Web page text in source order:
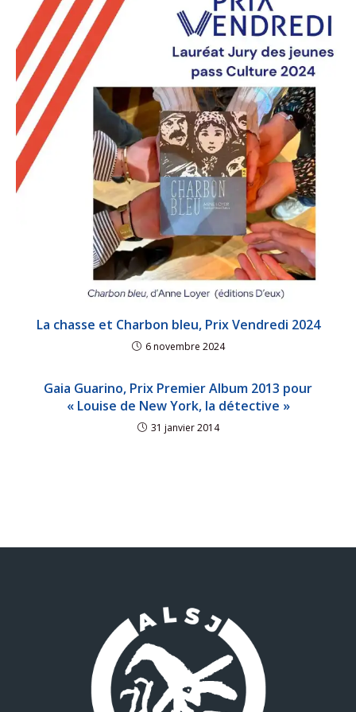
La chasse et Charbon bleu, Prix Vendredi 2024
6 novembre 2024
Gaia Guarino, Prix Premier Album 2013 pour
« Louise de New York, la détective »
31 janvier 2014